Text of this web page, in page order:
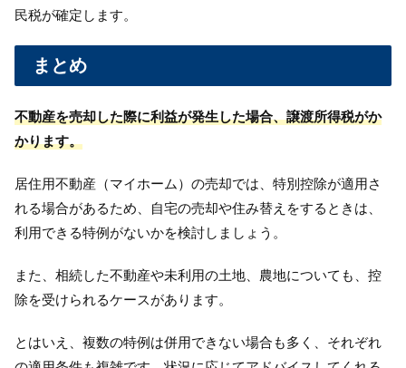
民税が確定します。
まとめ
不動産を売却した際に利益が発生した場合、譲渡所得税がか
かります。
居住用不動産（マイホーム）の売却では、特別控除が適用さ
れる場合があるため、
自宅の売却や住み替えをするときは、
利用できる特例がないかを検討しましょう。
また、相続した不動産や未利用の土地、農地についても、控
除を受けられるケースがあります。
とはいえ、複数の特例は併用できない場合も多く、それぞれ